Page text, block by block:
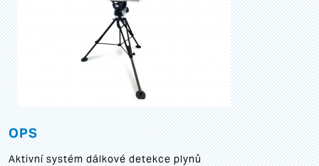
OPS
Aktivní systém dálkové detekce plynů